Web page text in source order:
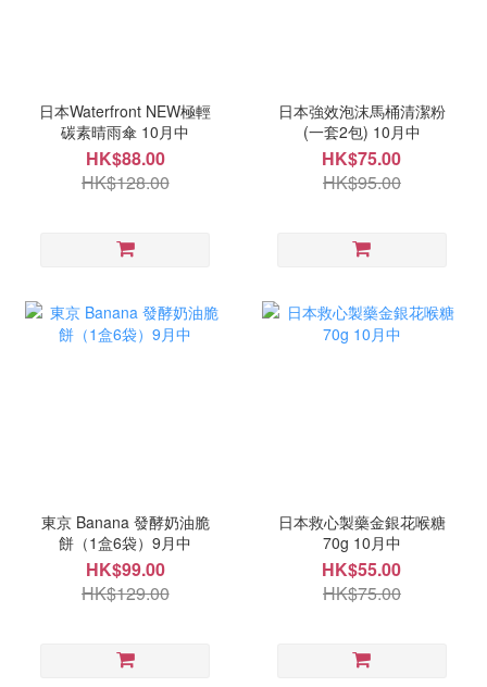
日本Waterfront NEW極輕
碳素晴雨傘 10月中
HK$88.00
HK$128.00
日本強效泡沫馬桶清潔粉
(一套2包) 10月中
HK$75.00
HK$95.00
東京 Banana 發酵奶油脆
餅（1盒6袋）9月中
HK$99.00
HK$129.00
日本救心製藥金銀花喉糖
70g 10月中
HK$55.00
HK$75.00